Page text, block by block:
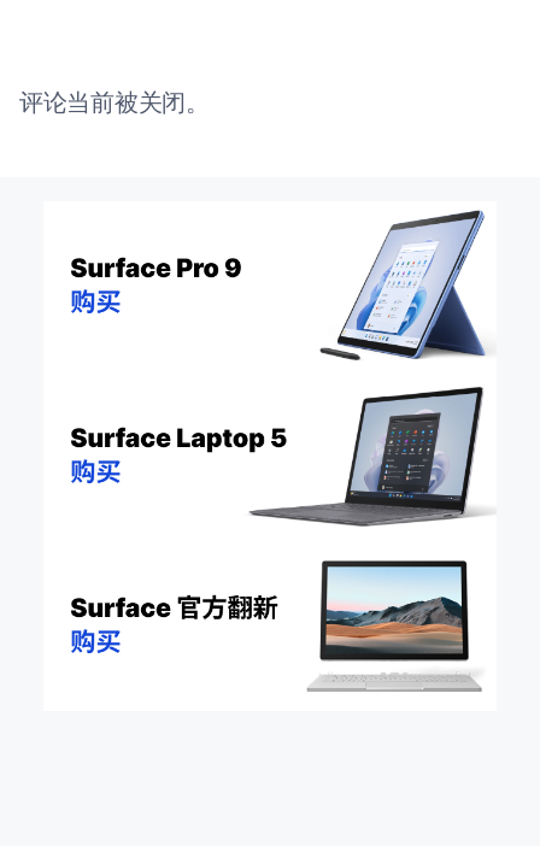
评论当前被关闭。